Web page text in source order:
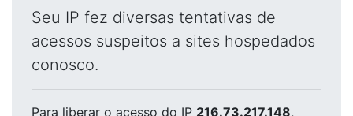
Seu IP fez diversas tentativas de
acessos suspeitos a sites hospedados
conosco.
Para liberar o acesso do IP 216.73.217.148,